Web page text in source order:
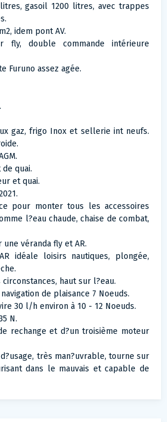
gasoil 1200 litres, avec trappes
idem pont AV.
fly, double commande intérieure
Furuno assez agée.
gaz, frigo Inox et sellerie int neufs.
quai.
et quai.
pour monter tous les accessoires
l?eau chaude, chaise de combat,
véranda fly et AR.
idéale loisirs nautiques, plongée,
haut sur l?eau.
de plaisance 7 Noeuds.
30 l/h environ à 10 - 12 Noeuds.
N.
rechange et d?un troisième moteur
très man?uvrable, tourne sur
dans le mauvais et capable de